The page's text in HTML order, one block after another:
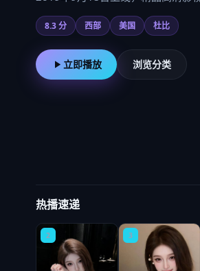
8.3分 西部 美国 杜比
立即播放 浏览分类
热播速递
2 3